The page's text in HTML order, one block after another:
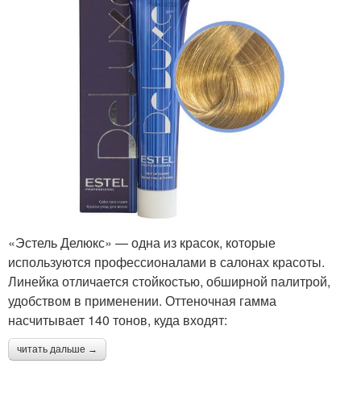
«Эстель Делюкс» — одна из красок, которые
используются профессионалами в салонах красоты.
Линейка отличается стойкостью, обширной палитрой,
удобством в применении. Оттеночная гамма
насчитывает 140 тонов, куда входят:
читать дальше →